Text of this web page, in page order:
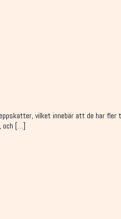
vilket innebär att de har
och […]